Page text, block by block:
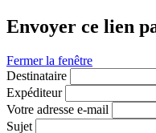
Envoyer ce lien
Fermer la fenêtre
Destinataire
Expéditeur
Votre adresse e-mail
Sujet